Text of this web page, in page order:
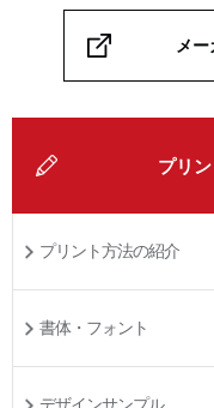
メ
プリ
プリント方法の紹介
書体・フォント